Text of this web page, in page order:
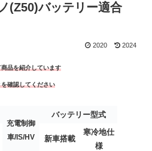
(Z50)バッテリー適合
2020 2024
品を紹介しています
確認してください
充電制御
車/IS/HV
バッテリー型式
新車搭載
寒冷地仕
様